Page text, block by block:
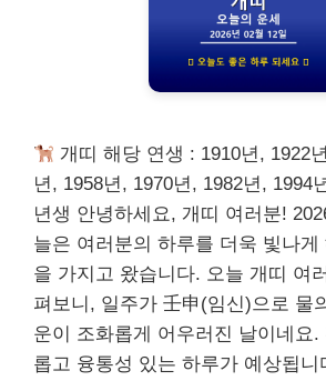
개띠 해당 연생 : 1910년, 1922
년, 1958년, 1970년, 1982년, 1994
년생 안녕하세요, 개띠 여러분!
늘은 여러분의 하루를 더욱 빛나게
을 가지고 왔습니다. 오늘 개띠 여
펴보니, 일주가 壬申(임신)으로 물
운이 조화롭게 어우러진 날이네요.
롭고 융통성 있는 하루가 예상됩